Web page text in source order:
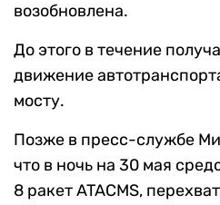
возобновлена.
До этого в течение
движение
мосту.
Позже в пресс-службе
что в ночь на 30 мая
8 ракет ATACMS,